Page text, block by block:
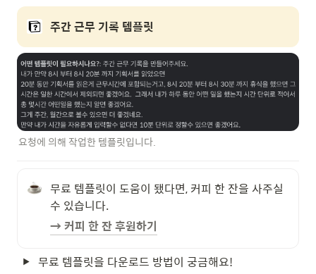
주간 근무 기록 템플릿
요청에 의해 작업한 템플릿입니다.
무료 템플릿이 도움이 됐다면, 커피 한 잔을 사주실
수 있습니다.
→ 커피 한 잔 후원하기
무료 템플릿을 다운로드 방법이 궁금해요!